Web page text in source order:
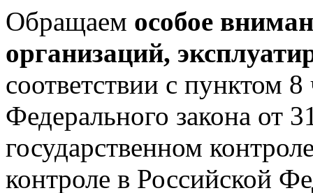
Обращаем особое
организаций,
соответствии с пунктом 8
Федерального закона
государственном
контроле в Российской